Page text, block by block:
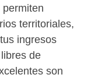
territoriales,
ingresos
de
son